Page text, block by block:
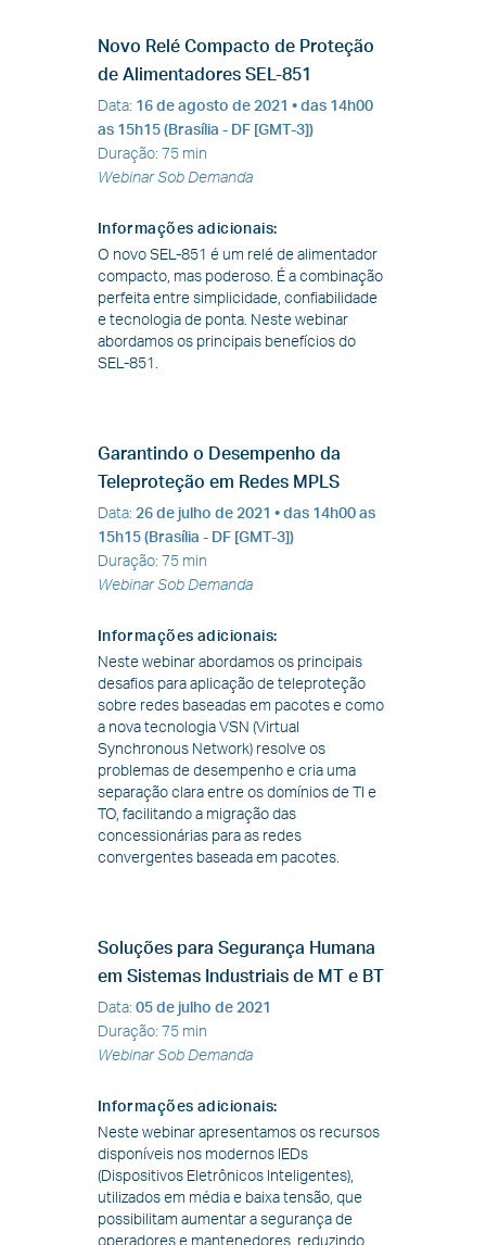
Novo Relé Compacto de Proteção
de Alimentadores SEL-851
Data: 16 de agosto de 2021 • das 14h00
as 15h15 (Brasília - DF [GMT-3])
Duração: 75 min
Webinar Sob Demanda
Informações adicionais:
O novo SEL-851 é um relé de alimentador
compacto, mas poderoso. É a combinação
perfeita entre simplicidade, confiabilidade
e tecnologia de ponta. Neste webinar
abordamos os principais benefícios do
SEL-851.
Garantindo o Desempenho da
Teleproteção em Redes MPLS
Data: 26 de julho de 2021 • das 14h00 as
15h15 (Brasília - DF [GMT-3])
Duração: 75 min
Webinar Sob Demanda
Informações adicionais:
Neste webinar abordamos os principais
desafios para aplicação de teleproteção
sobre redes baseadas em pacotes e como
a nova tecnologia VSN (Virtual
Synchronous Network) resolve os
problemas de desempenho e cria uma
separação clara entre os domínios de TI e
TO, facilitando a migração das
concessionárias para as redes
convergentes baseada em pacotes.
Soluções para Segurança Humana
em Sistemas Industriais de MT e BT
Data: 05 de julho de 2021
Duração: 75 min
Webinar Sob Demanda
Informações adicionais:
Neste webinar apresentamos os recursos
disponíveis nos modernos IEDs
(Dispositivos Eletrônicos Inteligentes),
utilizados em média e baixa tensão, que
possibilitam aumentar a segurança de
operadores e mantenedores, reduzindo